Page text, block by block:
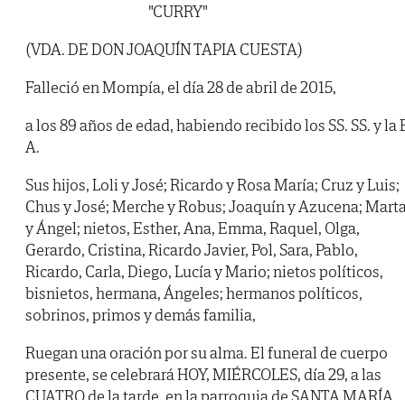
"CURRY"
(VDA. DE DON JOAQUÍN TAPIA CUESTA)
Falleció en Mompía, el día 28 de abril de 2015,
a los 89 años de edad, habiendo recibido los SS. SS. y la
A.
Sus hijos, Loli y José; Ricardo y Rosa María; Cruz y Luis;
Chus y José; Merche y Robus; Joaquín y Azucena;
y Ángel; nietos, Esther, Ana, Emma, Raquel, Olga,
Gerardo, Cristina, Ricardo Javier, Pol, Sara, Pablo,
Ricardo, Carla, Diego, Lucía y Mario; nietos políticos,
bisnietos, hermana, Ángeles; hermanos políticos,
sobrinos, primos y demás familia,
Ruegan una oración por su alma. El funeral de cuerpo
presente, se celebrará HOY, MIÉRCOLES, día 29, a las